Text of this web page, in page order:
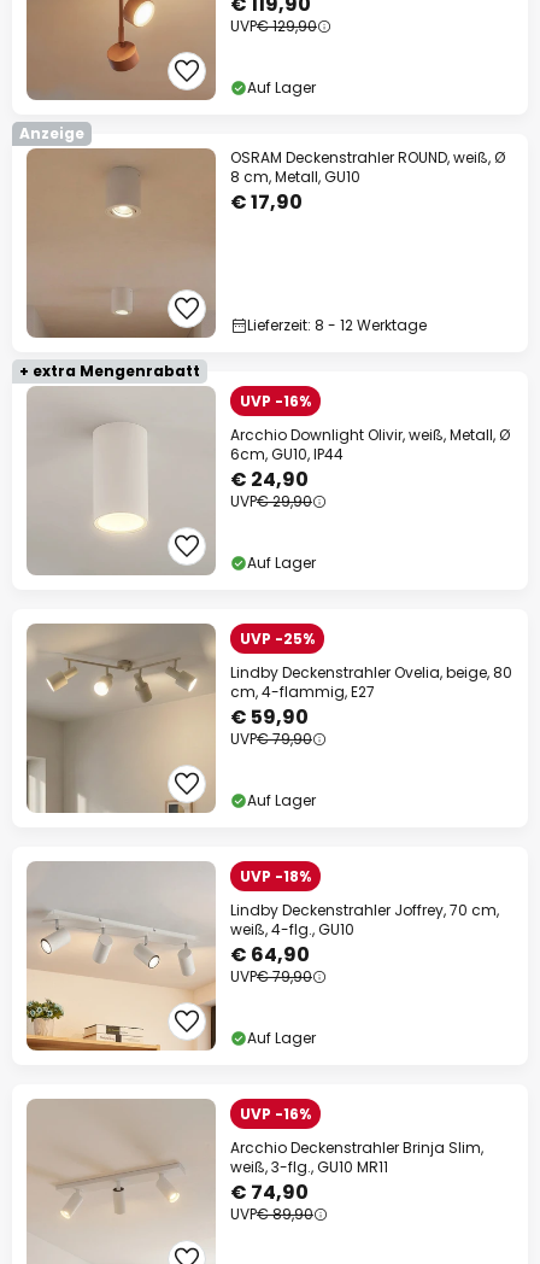
UVP€ 129,90
Auf Lager
Anzeige
OSRAM Deckenstrahler ROUND, weiß, Ø
8 cm, Metall, GU10
€ 17,90
Lieferzeit: 8 - 12 Werktage
+ extra Mengenrabatt
UVP -16%
Arcchio Downlight Olivir, weiß, Metall, Ø
6cm, GU10, IP44
€ 24,90
UVP€ 29,90
Auf Lager
UVP -25%
Lindby Deckenstrahler Ovelia, beige, 80
cm, 4-flammig, E27
€ 59,90
UVP€ 79,90
Auf Lager
UVP -18%
Lindby Deckenstrahler Joffrey, 70 cm,
weiß, 4-flg., GU10
€ 64,90
UVP€ 79,90
Auf Lager
UVP -16%
Arcchio Deckenstrahler Brinja Slim,
weiß, 3-flg., GU10 MR11
€ 74,90
UVP€ 89,90